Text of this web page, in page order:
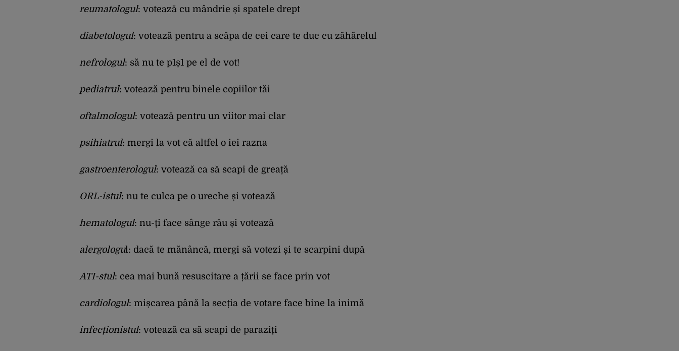
reumatologul: votează cu mândrie și spatele drept
diabetologul: votează pentru a scăpa de cei care te duc cu zăhărelul
nefrologul: să nu te p1ș1 pe el de vot!
pediatrul: votează pentru binele copiilor tăi
oftalmologul: votează pentru un viitor mai clar
psihiatrul: mergi la vot că altfel o iei razna
gastroenterologul: votează ca să scapi de greață
ORL-istul: nu te culca pe o ureche și votează
hematologul: nu-ți face sânge rău și votează
alergologul: dacă te mănâncă, mergi să votezi și te scarpini după
ATI-stul: cea mai bună resuscitare a țării se face prin vot
cardiologul: mișcarea până la secția de votare face bine la inimă
infecționistul: votează ca să scapi de paraziți